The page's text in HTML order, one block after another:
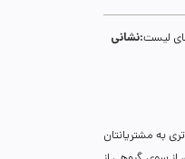
نشانی:
به مشتریانتان